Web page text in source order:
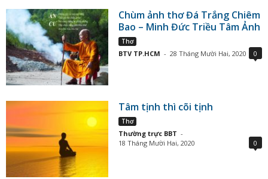
Chùm ảnh thơ Đá Trắng Chiêm
Bao – Minh Đức Triều Tâm Ảnh
Thơ
BTV TP.HCM - 28 Tháng Mười Hai, 2020 0
Tâm tịnh thì cõi tịnh
Thơ
Thường trực BBT -
18 Tháng Mười Hai, 2020
0